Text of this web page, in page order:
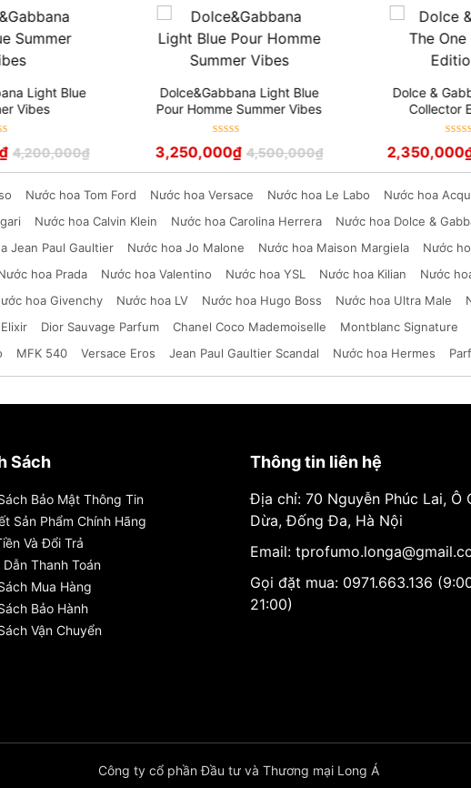
Light Blue
Vibes
5 sao
4,200,000₫
Dolce&Gabbana Light Blue
Pour Homme Summer Vibes
hạng5 sao
4,500,000₫
3,250,000₫
Dolce &
Collector
hạng
2,350,000
Nước hoa Tom Ford Nước hoa Versace Nước hoa Le Labo Nước hoa
Nước hoa Calvin Klein Nước hoa Carolina Herrera Nước hoa Dolce &
Jean Paul Gaultier Nước hoa Jo Malone Nước hoa Maison Margiela Nước
hoa Prada Nước hoa Valentino Nước hoa YSL Nước hoa Kilian Nước
hoa Givenchy Nước hoa LV Nước hoa Hugo Boss Nước hoa Ultra Male
Dior Sauvage Parfum Chanel Coco Mademoiselle Montblanc Signature
MFK 540 Versace Eros Jean Paul Gaultier Scandal Nước hoa Hermes
Sách
Bảo Mật Thông Tin
Sản Phẩm Chính Hãng
Và Đổi Trả
Thanh Toán
Mua Hàng
Bảo Hành
Vận Chuyển
Thông tin liên hệ
Địa chỉ: 70 Nguyễn Phúc Lai, Ô
Dừa, Đống Đa, Hà Nội
Email:
Gọi đặt mua: 0971.663.136
21:00)
Công ty cổ phần Đầu tư và Thương mại Long Á